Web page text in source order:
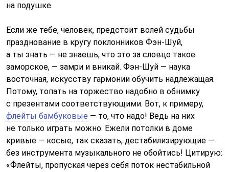
на подушке.
Если же тебе, человек, предстоит волей судьбы
празднование в кругу поклонников Фэн-Шуй,
а ты знать — не знаешь, что это за словцо такое
заморское, — замри и вникай. Фэн-Шуй — наука
восточная, искусству гармонии обучить надлежащая.
Пoтому, топать на торжество надобно в обнимку
с презентами соответствующими. Вот, к примеру,
флейты бамбуковые — то, что надо! Ведь на них
не только играть можно. Ежели потолки в доме
кривые — косые, так сказать, дестабилизирующие —
без инструмента музыкального не обойтись! Цитирую:
«Флейты, пропуская через себя поток нестабильной